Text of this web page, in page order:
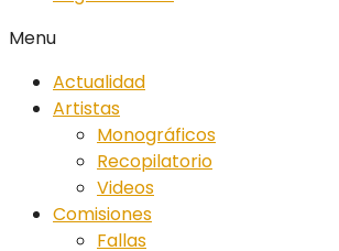
Menu
Actualidad
Artistas
Monográficos
Recopilatorio
Videos
Comisiones
Fallas